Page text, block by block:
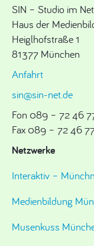
SIN – Studio im
Haus der
Heiglhofstraße 1
81377 München
Anfahrt
sin@sin-net.de
Fon 089 – 72 46
Fax 089 – 72 46
Netzwerke
Interaktiv –
Medienbildung
Musenkuss